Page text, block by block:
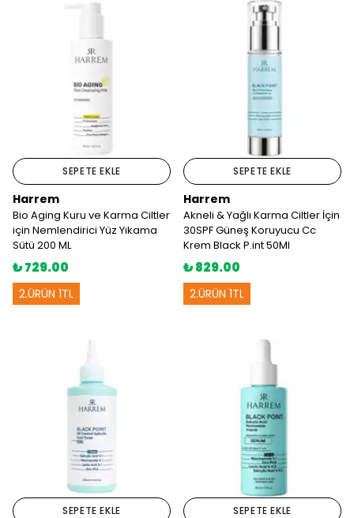
SEPETE EKLE
Harrem
Bio Aging Kuru ve Karma Ciltler
için Nemlendirici Yüz Yıkama
Sütü 200 ML
₺ 729.00
2.ÜRÜN 1TL
SEPETE EKLE
Harrem
Akneli & Yağlı Karma Ciltler İçin
30SPF Güneş Koruyucu Cc
Krem Black P.int 50Ml
₺ 829.00
2.ÜRÜN 1TL
SEPETE EKLE SEPETE EKLE